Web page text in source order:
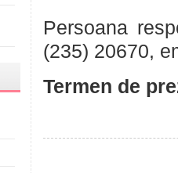
Persoana
(235) 20670,
Termen de